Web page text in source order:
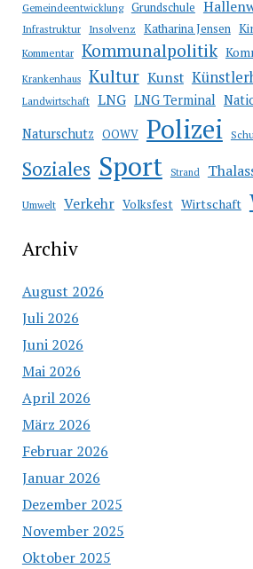
Gemeindeentwicklung Grundschule
Infrastruktur Insolvenz Katharina Jensen
Kommentar Kommunalpolitik
Krankenhaus Kultur Kunst
Landwirtschaft LNG LNG Terminal
Naturschutz OOWV Polizei
Soziales Sport Strand
Umwelt Verkehr Volksfest Wirtschaft
Archiv
August 2026
Juli 2026
Juni 2026
Mai 2026
April 2026
März 2026
Februar 2026
Januar 2026
Dezember 2025
November 2025
Oktober 2025